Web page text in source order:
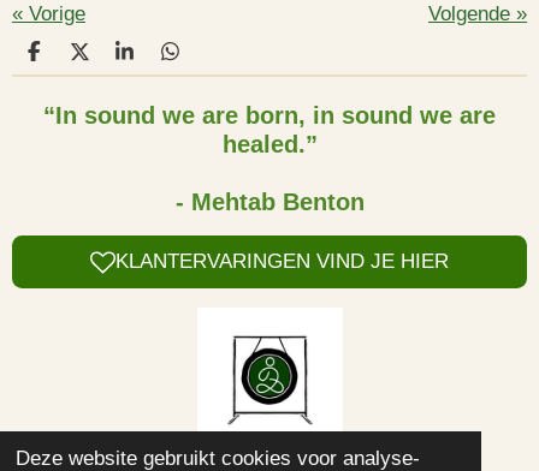
Deze website gebruikt cookies voor analyse-
« Vorige Volgende »
D
e
D
e
S
h
r
D
e
e
“In sound we are born, in sound we are
healed.”
- Mehtab Benton
KLANTERVARINGEN VIND JE HIER
© 2021 - 2024 Kundalini Yoga Sat Nam